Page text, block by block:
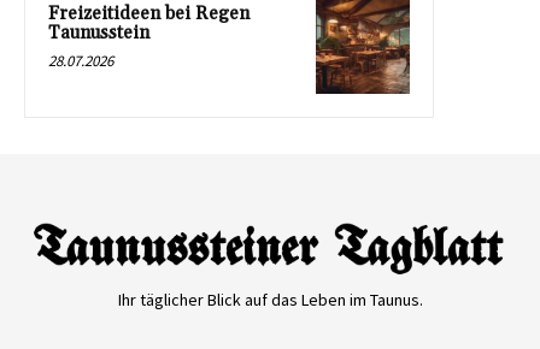
Freizeitideen bei Regen
Taunusstein
28.07.2026
Ihr täglicher Blick auf das Leben im Taunus.